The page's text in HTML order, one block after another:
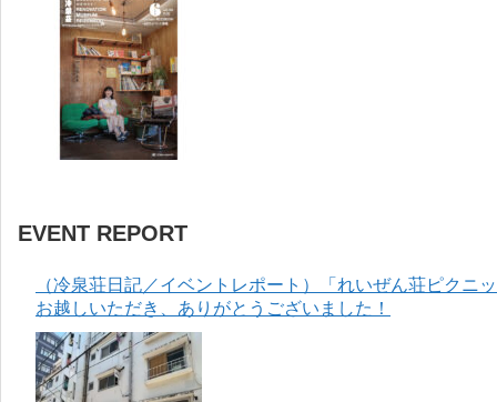
EVENT REPORT
（冷泉荘日記／イベントレポート）「れいぜん荘ピクニ
お越しいただき、ありがとうございました！